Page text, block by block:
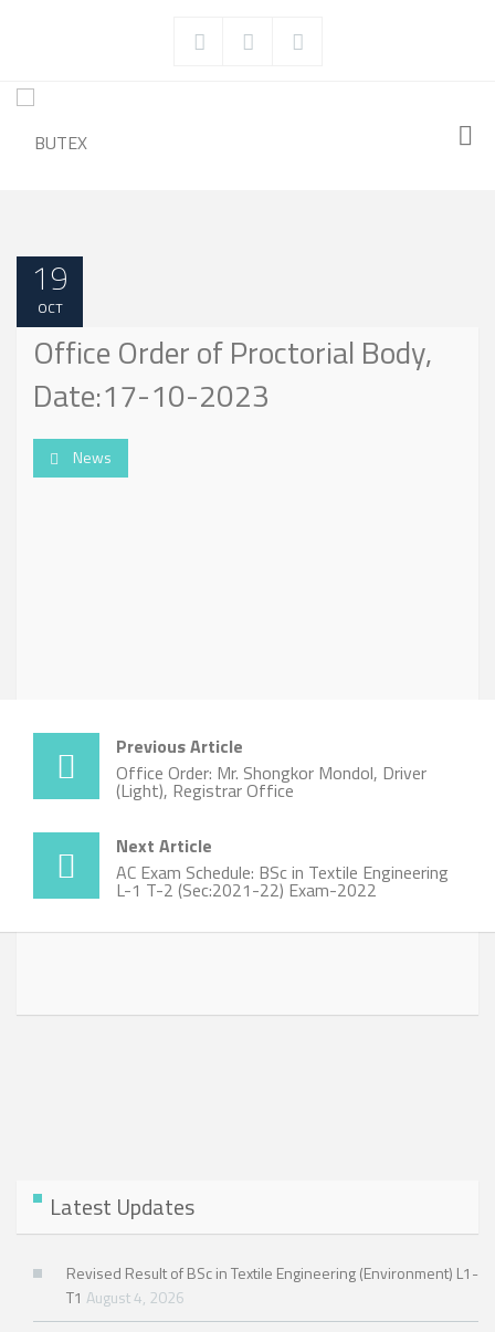
19
OCT
Office Order of Proctorial Body,
Date:17-10-2023
News
Previous Article
Office Order: Mr. Shongkor Mondol, Driver
(Light), Registrar Office
Next Article
AC Exam Schedule: BSc in Textile Engineering
L-1 T-2 (Sec:2021-22) Exam-2022
Latest Updates
Revised Result of BSc in Textile Engineering (Environment) L1-
T1 August 4, 2026